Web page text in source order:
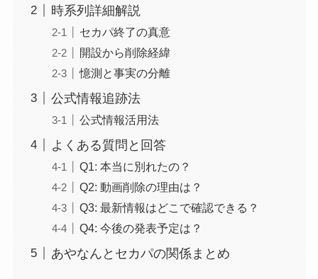
時系列詳細解説
セカパ終了の真意
開設から削除経緯
憶測と事実の分離
公式情報追跡法
公式情報活用法
よくある質問と回答
Q1: 本当に別れたの？
Q2: 動画削除の理由は？
Q3: 最新情報はどこで確認できる？
Q4: 今後の発表予定は？
あやなんとセカパの関係まとめ